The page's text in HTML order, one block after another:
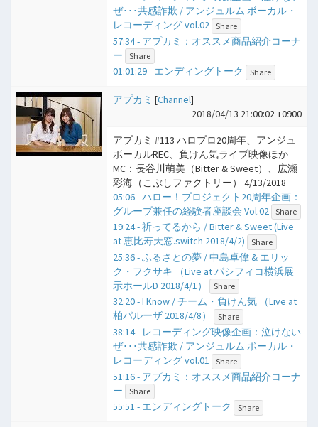
ぜ･･･共感詐欺 / アンジュルム ボーカル・
レコーディング vol.02 Share
57:34 - アプカミ：オススメ商品紹介コーナ
ー
Share
01:01:29 - エンディングトーク Share
アプカミ [Channel]
2018/04/13 21:00:02 +0900
アプカミ #113 ハロプロ20周年、アンジュ
ボーカルREC、負けん気ライブ映像ほか
MC：長谷川萌美（Bitter & Sweet）、広瀬
彩海（こぶしファクトリー） 4/13/2018
05:06 - ハロー！プロジェクト20周年企画：
グループ兼任の経験者座談会 Vol.02
Share
19:24 - 祈ってるから / Bitter & Sweet (Live
at 恵比寿天窓.switch 2018/4/2)
Share
25:36 - ふるさとの夢 / 中島卓偉 & エリッ
ク・フクサキ （Live at パシフィコ横浜展
示ホールD 2018/4/1）
Share
32:20 - I Know / チーム・負けん気 （Live at
柏パルーザ 2018/4/8）
Share
38:14 - レコーディング映像企画：泣けない
ぜ･･･共感詐欺 / アンジュルム ボーカル・
レコーディング vol.01
Share
51:16 - アプカミ：オススメ商品紹介コーナ
ー
Share
55:51 - エンディングトーク Share